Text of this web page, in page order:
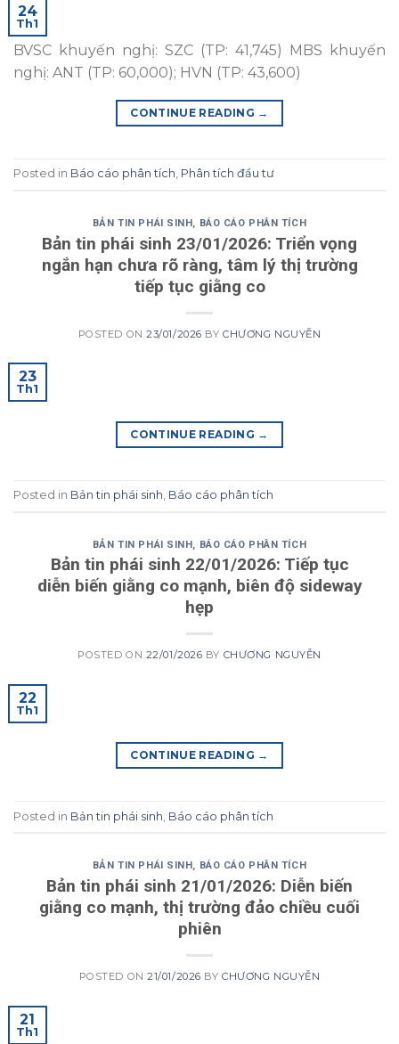
24
Th1
BVSC khuyến nghị: SZC (TP: 41,745) MBS khuyến
nghị: ANT (TP: 60,000); HVN (TP: 43,600)
CONTINUE READING →
Posted in Báo cáo phân tích, Phân tích đầu tư
BẢN TIN PHÁI SINH, BÁO CÁO PHÂN TÍCH
Bản tin phái sinh 23/01/2026: Triển vọng
ngắn hạn chưa rõ ràng, tâm lý thị trường
tiếp tục giằng co
POSTED ON23/01/2026 BYCHƯƠNG NGUYỄN
23
Th1
CONTINUE READING →
Posted in Bản tin phái sinh, Báo cáo phân tích
BẢN TIN PHÁI SINH, BÁO CÁO PHÂN TÍCH
Bản tin phái sinh 22/01/2026: Tiếp tục
diễn biến giằng co mạnh, biên độ sideway
hẹp
POSTED ON 22/01/2026 BY CHƯƠNG NGUYỄN
22
Th1
CONTINUE READING →
Posted in Bản tin phái sinh Báo cáo phân tích
BẢN TIN PHÁI SINH , BÁO CÁO PHÂN TÍCH
Bản tin phái sinh 21/01/2026: Diễn biến
giằng co mạnh, thị trường đảo chiều cuối
phiên
POSTED ON21/01/2026 BYCHƯƠNG NGUYỄN
21
Th1